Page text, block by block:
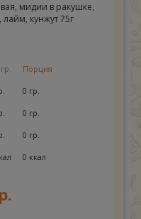
мидии в ракушке,
кунжут 75г
Порция
0 гр.
0 гр.
0 гр.
0 ккал